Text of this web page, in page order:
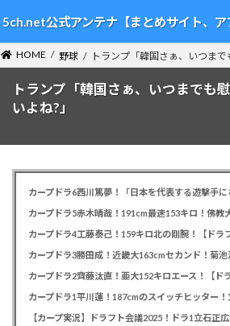
ン
テ
ン
ツ
ビ
ゲ
ー
シ
5ch.net公式アンテナ【まとめサイト、ア
HOME 野球 トランプ「韓国さぁ、いつま
トランプ「韓国さぁ、いつまでも
いよね?」
カープドラ4工藤泰己！159キロ北の剛腕！【ドラ
カープドラ2齊藤汰直！亜大152キロエース！【ド
【カープ実況】ドラフト会議2025！ドラ1立石正